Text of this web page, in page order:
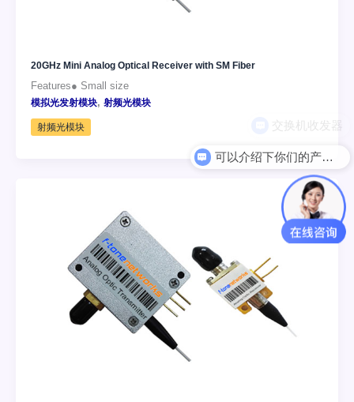
20GHz Mini Analog Optical Receiver with SM Fiber
Features● Small size
模拟光发射模块, 射频光模块
射频光模块
可以介绍下你们的产品么